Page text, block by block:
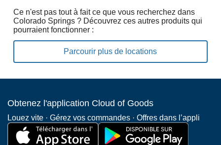
Ce n'est pas tout à fait ce que vous recherchez dans
Colorado Springs ? Découvrez ces autres produits qui
pourraient fonctionner :
Parcourir plus de locations
Obtenez l'application Cloud of Goods
Louez vite · Gérez vos commandes · Offres dans l’appli